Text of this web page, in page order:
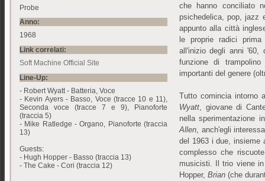
Probe
Anno:
1968
Link correlati:
Soft Machine Official Site
Line-Up:
- Robert Wyatt - Batteria, Voce
- Kevin Ayers - Basso, Voce (tracce 10 e 11),
Seconda voce (tracce 7 e 9), Pianoforte
(traccia 5)
- Mike Ratledge - Organo, Pianoforte (traccia
13)
Guests:
- Hugh Hopper - Basso (traccia 13)
- The Cake - Cori (traccia 12)
che hanno conciliato
psichedelica, pop, jazz
appunto alla città
le proprie radici
all'inizio degli anni '60,
funzione di
importanti del genere
Tutto comincia intorno
Wyatt, giovane di
nella sperimentazione
Allen, anch'egli
del 1963 i due, insieme
complesso che
musicisti. Il trio viene
Hopper, Brian (che
http://1canadianxpills.com/ 1canadianxpills.com